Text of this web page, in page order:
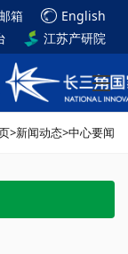
English
箱
江苏产研院
>新闻动态>中心要闻